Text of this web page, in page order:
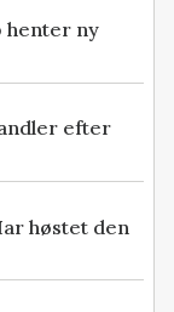
henter ny
efter
høstet den